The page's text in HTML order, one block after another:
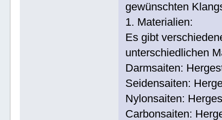
gewünschten
1. Materialien:
Es gibt
unterschiedlichen
Darmsaiten:
Seidensaiten:
Nylonsaiten:
Carbonsaiten: